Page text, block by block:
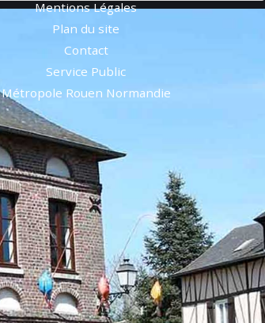
Mentions Légales
Plan du site
Contact
Service Public
Métropole Rouen Normandie